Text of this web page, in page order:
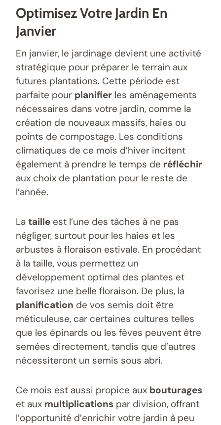
Optimisez Votre Jardin En
Janvier
En janvier, le jardinage devient une activité
stratégique pour préparer le terrain aux
futures plantations. Cette période est
parfaite pour planifier les aménagements
nécessaires dans votre jardin, comme la
création de nouveaux massifs, haies ou
points de compostage. Les conditions
climatiques de ce mois d’hiver incitent
également à prendre le temps de réfléchir
aux choix de plantation pour le reste de
l’année.
La taille est l’une des tâches à ne pas
négliger, surtout pour les haies et les
arbustes à floraison estivale. En procédant
à la taille, vous permettez un
développement optimal des plantes et
favorisez une belle floraison. De plus, la
planification de vos semis doit être
méticuleuse, car certaines cultures telles
que les épinards ou les fèves peuvent être
semées directement, tandis que d’autres
nécessiteront un semis sous abri.
Ce mois est aussi propice aux bouturages
et aux multiplications par division, offrant
l’opportunité d’enrichir votre jardin à peu